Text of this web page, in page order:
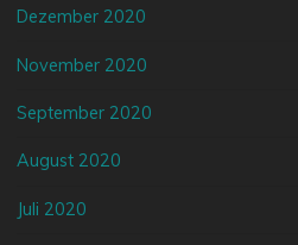
Dezember 2020
November 2020
September 2020
August 2020
Juli 2020